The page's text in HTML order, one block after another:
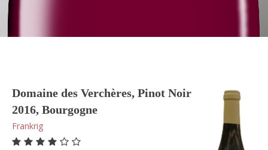
Domaine des Verchères, Pinot Noir
2016, Bourgogne
Frankrig